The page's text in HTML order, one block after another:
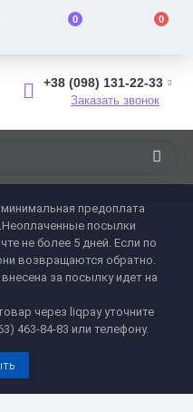
0 0
+38 (098) 131-22-33
Заказать звонок
предоплата
посылки
не более 5 дней. Если по
возвращаются обратно.
за посылку идет на
через liqpay уточните
463-84-83 или телефону.